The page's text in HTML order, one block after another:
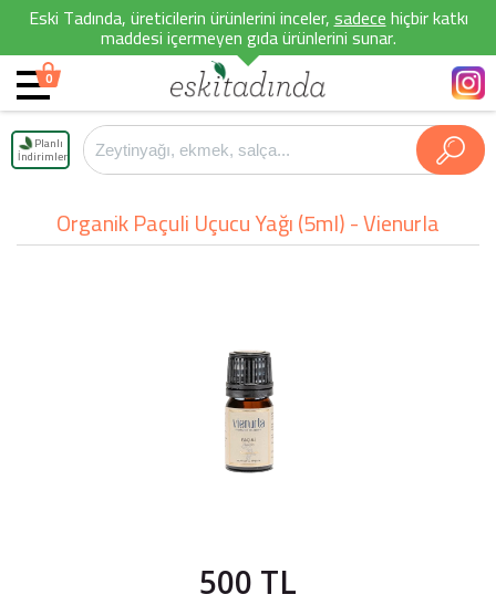
Eski Tadında, üreticilerin ürünlerini inceler,sadecehiçbir katkı
maddesi içermeyen gıda ürünlerini sunar.
0
Planlı
İndirimler
Organik Paçuli Uçucu Yağı (5ml) - Vienurla
500 TL